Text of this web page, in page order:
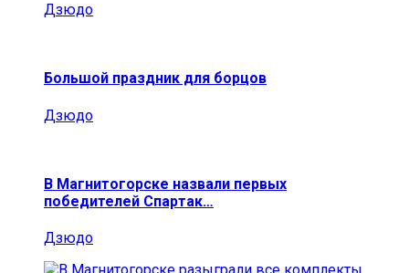
Дзюдо
Большой праздник для борцов
Дзюдо
В Магнитогорске назвали первых
победителей Спартак…
Дзюдо